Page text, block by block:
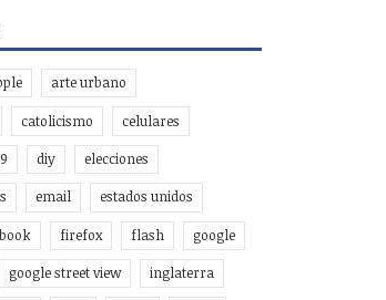
arte urbano
catolicismo celulares
diy elecciones
email estados unidos
firefox flash google
google street view inglaterra